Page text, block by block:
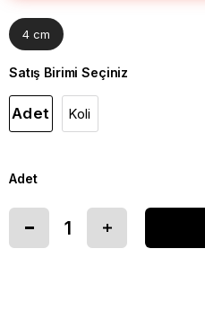
4 cm
Satış Birimi Seçiniz
Adet Koli
Adet